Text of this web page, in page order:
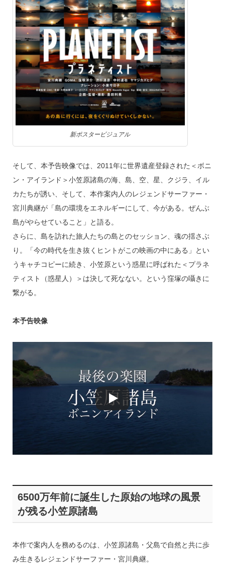
新ポスタービジュアル
そして、本予告映像では、2011年に世界遺産登録された＜ボニ
ン・アイランド＞小笠原諸島の海、島、空、星、クジラ、イル
カたちが誘い、そして、本作案内人のレジェンドサーファー・
宮川典継が「島の環境をエネルギーにして、今がある。ぜんぶ
島がやらせていること」と語る。
さらに、島を訪れた旅人たちの島とのセッション、魂の揺さぶ
り。「今の時代を生き抜くヒントがこの映画の中にある」とい
うキャチコピーに続き、小笠原という惑星に呼ばれた＜プラネ
ティスト（惑星人）＞は決して死なない。という窪塚の囁きに
繋がる。
本予告映像
6500万年前に誕生した原始の地球の風景
が残る小笠原諸島
本作で案内人を務めるのは、小笠原諸島・父島で自然と共に歩
み生きるレジェンドサーファー・宮川典継。